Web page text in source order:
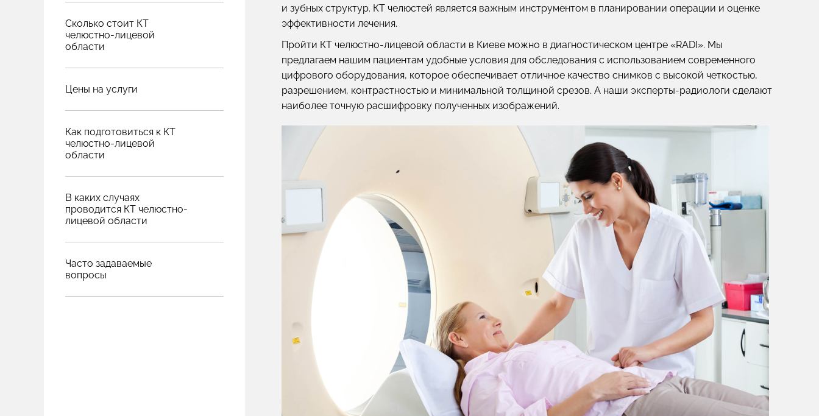
Сколько стоит КТ
челюстно-лицевой
области
Цены на услуги
Как подготовиться к КТ
челюстно-лицевой
области
В каких случаях
проводится КТ челюстно-
лицевой области
Часто задаваемые
вопросы
и зубных структур. КТ челюстей является важным инструментом в планировании операции и оценке
эффективности лечения.
Пройти КТ челюстно-лицевой области в Киеве можно в диагностическом центре «RADI». Мы
предлагаем нашим пациентам удобные условия для обследования с использованием современного
цифрового оборудования, которое обеспечивает отличное качество снимков с высокой четкостью,
разрешением, контрастностью и минимальной толщиной срезов. А наши эксперты-радиологи сделают
наиболее точную расшифровку полученных изображений.